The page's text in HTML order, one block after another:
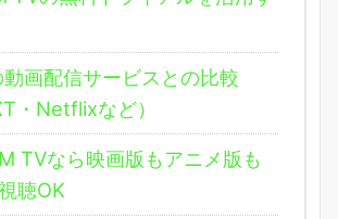
画配信サービスとの比較
・Netflixなど）
TVなら映画版もアニメ版も
聴OK